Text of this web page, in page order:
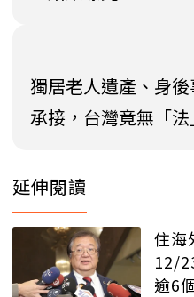
獨居老人遺產、身
承接，台灣竟無「
延伸閱讀
住海
12/
逾6